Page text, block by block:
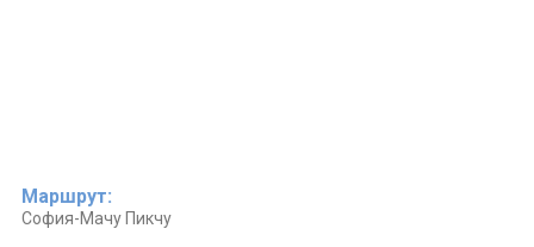
Маршрут:
София-Мачу Пикчу